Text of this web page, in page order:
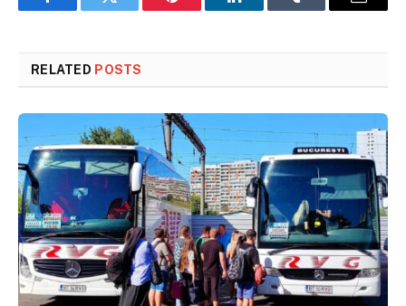
FacebookTwitter Pinterest LinkedInTumblr Email
RELATED POSTS